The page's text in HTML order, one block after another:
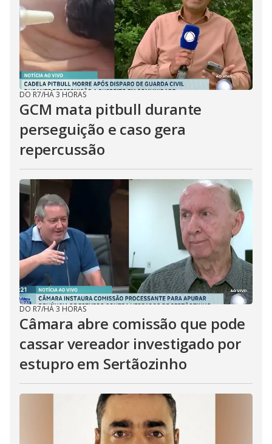
DO R7/HÁ 3 HORAS
GCM mata pitbull durante
perseguição e caso gera
repercussão
DO R7/HÁ 3 HORAS
Câmara abre comissão que pode
cassar vereador investigado por
estupro em Sertãozinho